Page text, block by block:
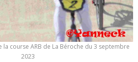
course ARB de La Béroche du 3 septembre
2023